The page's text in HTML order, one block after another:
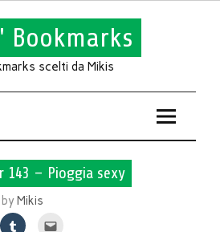
Bookmarks
scelti da Mikis
143 – Pioggia sexy
byMikis
Fai